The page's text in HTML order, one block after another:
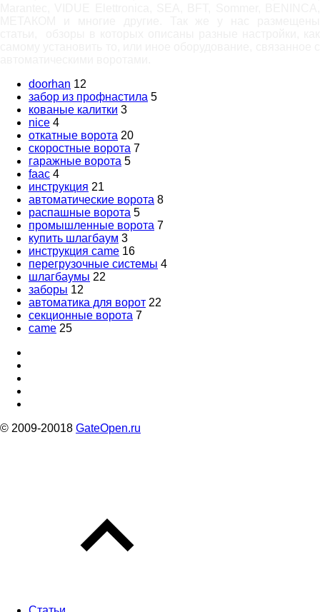
doorhan 12
забор из профнастила 5
кованые калитки 3
nice 4
откатные ворота 20
скоростные ворота 7
гаражные ворота 5
faac 4
инструкция 21
автоматические ворота 8
распашные ворота 5
промышленные ворота 7
купить шлагбаум 3
инструкция came 16
перегрузочные системы 4
шлагбаумы 22
заборы 12
автоматика для ворот 22
секционные ворота 7
came 25
© 2009-20018 GateOpen.ru